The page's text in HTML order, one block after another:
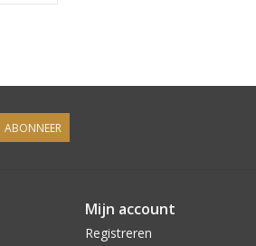
ABONNEER
Mijn account
Registreren